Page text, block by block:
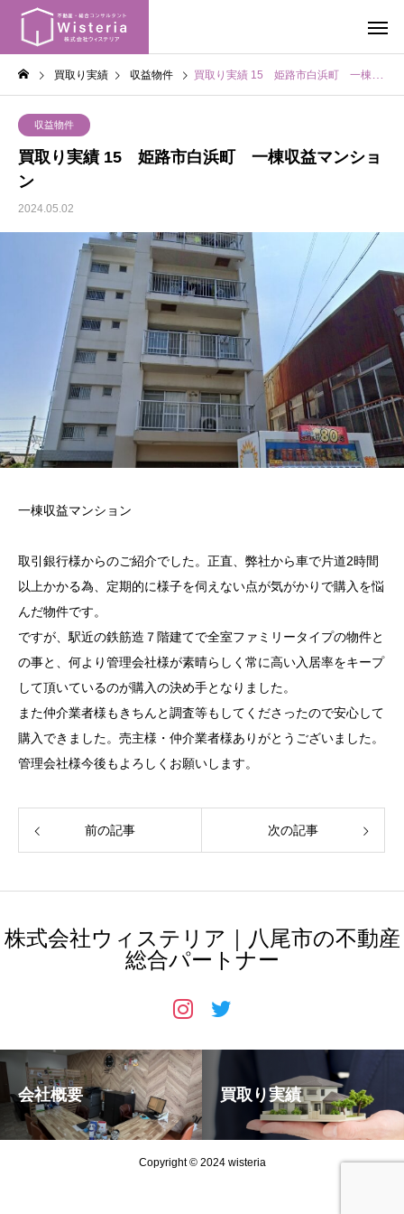
買取り実績 収益物件 買取り実績 15 姫路市白浜町 一棟収益マンション
収益物件
買取り実績 15 姫路市白浜町 一棟収益マンショ
ン
2024.05.02
一棟収益マンション
取引銀行様からのご紹介でした。正直、弊社から車で片道2時間
以上かかる為、定期的に様子を伺えない点が気がかりで購入を悩
んだ物件です。
ですが、駅近の鉄筋造７階建てで全室ファミリータイプの物件と
の事と、何より管理会社様が素晴らしく常に高い入居率をキープ
して頂いているのが購入の決め手となりました。
また仲介業者様もきちんと調査等もしてくださったので安心して
購入できました。売主様・仲介業者様ありがとうございました。
管理会社様今後もよろしくお願いします。
前の記事 次の記事
株式会社ウィステリア｜八尾市の不動産
総合パートナー
会社概要 買取り実績
Copyright © 2024 wisteria